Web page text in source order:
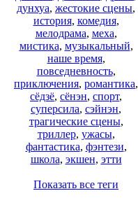
дунхуа, жестокие сцены,
история, комедия,
мелодрама, меха,
мистика, музыкальный,
наше время,
повседневность,
приключения, романтика,
сёдзё, сёнэн, спорт,
суперсила, сэйнэн,
трагические сцены,
триллер, ужасы,
фантастика, фэнтези,
школа, экшен, этти
Показать все теги